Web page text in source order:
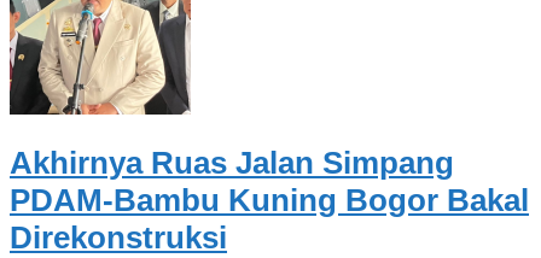
Akhirnya Ruas Jalan Simpang
PDAM-Bambu Kuning Bogor Bakal
Direkonstruksi